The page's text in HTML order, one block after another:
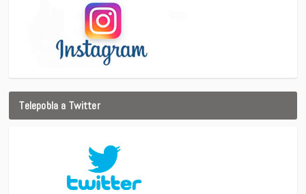
Telepobla a Twitter